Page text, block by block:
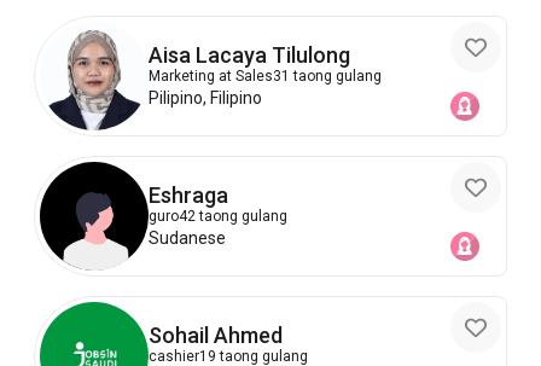
Aisa Lacaya Tilulong
Marketing at Sales31 taong gulang
Pilipino, Filipino
Eshraga
guro42 taong gulang
Sudanese
Sohail Ahmed
cashier19 taong gulang